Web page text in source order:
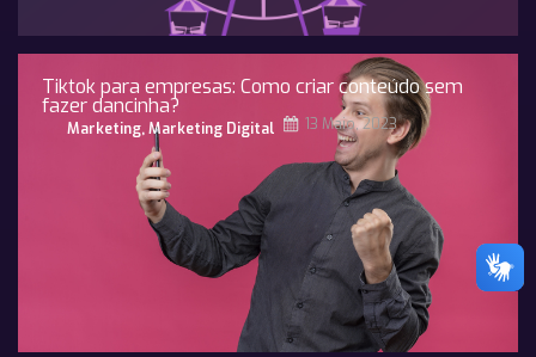
Tiktok para empresas: Como criar conteúdo sem
fazer dancinha?
Marketing,Marketing Digital 13 Maio, 2023